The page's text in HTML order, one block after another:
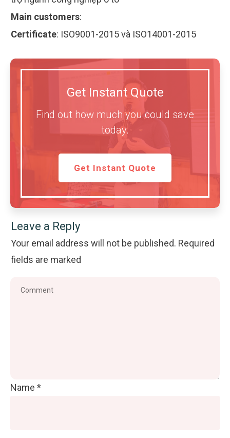
Main customers:
Certificate: ISO9001-2015 và ISO14001-2015
Get Instant Quote
Find out how much you could save
today.
Get Instant Quote
Leave a Reply
Your email address will not be published. Required
fields are marked
Name *